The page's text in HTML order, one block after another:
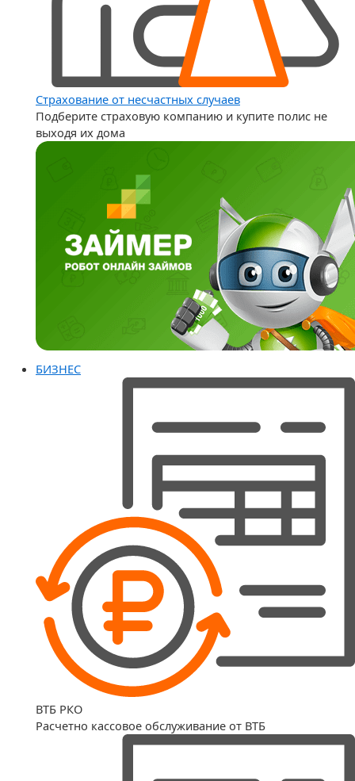
Страхование от несчастных случаев
Подберите страховую компанию и купите полис не
выходя их дома
БИЗНЕС
ВТБ РКО
Расчетно кассовое обслуживание от ВТБ